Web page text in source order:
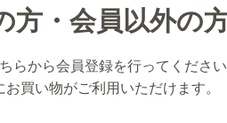
方・会員以外の
らから会員登録を行ってくださ
買い物がご利用いただけます。